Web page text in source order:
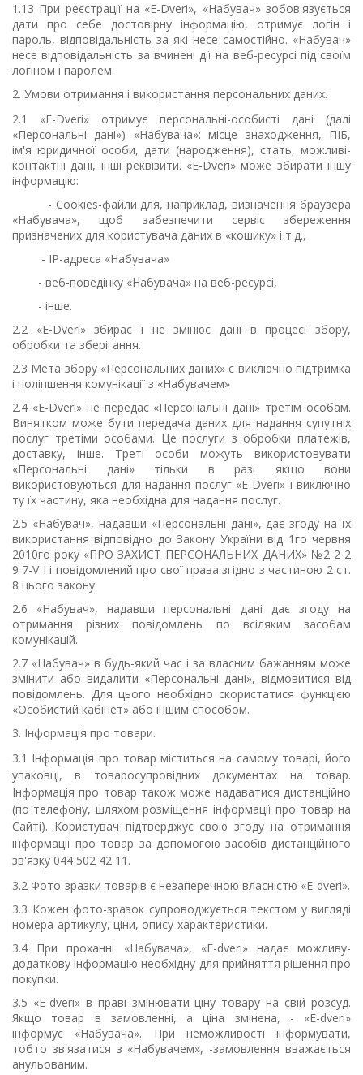
1.13 При реєстрації на «E-Dveri», «Набувач» зобов'язується
дати про себе достовірну інформацію, отримує логін і
пароль, відповідальність за які несе самостійно. «Набувач»
несе відповідальність за вчинені дії на веб-ресурсі під своїм
логіном і паролем.
2. Умови отримання і використання персональних даних.
2.1 «E-Dveri» отримує персональні-особисті дані (далі
«Персональні дані») «Набувача»: місце знаходження, ПІБ,
ім'я юридичної особи, дати (народження), стать, можливі-
контактні дані, інші реквізити. «E-Dveri» може збирати іншу
інформацію:
- Cookies-файли для, наприклад, визначення браузера
«Набувача», щоб забезпечити сервіс збереження
призначених для користувача даних в «кошику» і т.д.,
- IP-адреса «Набувача»
- веб-поведінку «Набувача» на веб-ресурсі,
- інше.
2.2 «E-Dveri» збирає і не змінює дані в процесі збору,
обробки та зберігання.
2.3 Мета збору «Персональних даних» є виключно підтримка
і поліпшення комунікації з «Набувачем»
2.4 «E-Dveri»не передає «Персональні дані» третім особам.
Винятком може бути передача даних для надання супутніх
послуг третіми особами. Це послуги з обробки платежів,
доставку, інше. Треті особи можуть використовувати
«Персональні дані» тільки в разі якщо вони
використовуються для надання послуг «E-Dveri» і виключно
ту їх частину, яка необхідна для надання послуг.
2.5 «Набувач», надавши «Персональні дані», дає згоду на їх
використання відповідно до Закону України від 1го червня
2010го року «ПРО ЗАХИСТ ПЕРСОНАЛЬНИХ ДАНИХ» №2 2 2
9 7-V I і повідомлений про свої права згідно з частиною 2 ст.
8 цього закону.
2.6 «Набувач», надавши персональні дані дає згоду на
отримання різних повідомлень по всіляким засобам
комунікацій.
2.7 «Набувач» в будь-який час і за власним бажанням може
змінити або видалити «Персональні дані», відмовитися від
повідомлень. Для цього необхідно скористатися функцією
«Особистий кабінет» або іншим способом.
3. Інформація про товари.
3.1 Інформація про товар міститься на самому товарі, його
упаковці, в товаросупровідних документах на товар.
Інформація про товар також може надаватися дистанційно
(по телефону, шляхом розміщення інформації про товар на
Сайті). Користувач підтверджує свою згоду на отримання
інформації про товар за допомогою засобів дистанційного
зв'язку 044 502 42 11 .
3.2 Фото-зразки товарів є незаперечною власністю «E-dveri».
3.3 Кожен фото-зразок супроводжується текстом у вигляді
номера-артикулу, ціни, опису-характеристики.
3.4 При проханні «Набувача», «E-dveri» надає можливу-
додаткову інформацію необхідну для прийняття рішення про
покупки.
3.5 «E-dveri» в праві змінювати ціну товару на свій розсуд.
Якщо товар в замовленні, а ціна змінена, - «E-dveri»
інформує «Набувача». При неможливості інформувати,
тобто зв'язатися з «Набувачем», -замовлення вважається
анульованим.